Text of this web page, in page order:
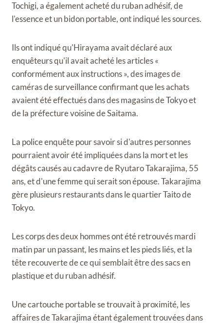
Tochigi, a également acheté du ruban adhésif, de
l'essence et un bidon portable, ont indiqué les sources.
Ils ont indiqué qu'Hirayama avait déclaré aux
enquêteurs qu'il avait acheté les articles «
conformément aux instructions », des images de
caméras de surveillance confirmant que les achats
avaient été effectués dans des magasins de Tokyo et
de la préfecture voisine de Saitama.
La police enquête pour savoir si d'autres personnes
pourraient avoir été impliquées dans la mort et les
dégâts causés au cadavre de Ryutaro Takarajima, 55
ans, et d'une femme qui serait son épouse. Takarajima
gère plusieurs restaurants dans le quartier Taito de
Tokyo.
Les corps des deux hommes ont été retrouvés mardi
matin par un passant, les mains et les pieds liés, et la
tête recouverte de ce qui semblait être des sacs en
plastique et du ruban adhésif.
Une cartouche portable se trouvait à proximité, les
affaires de Takarajima étant également trouvées dans